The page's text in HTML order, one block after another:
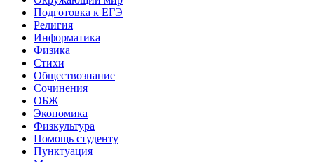
Подготовка к ЕГЭ
Религия
Информатика
Физика
Стихи
Обществознание
Сочинения
ОБЖ
Экономика
Физкультура
Помощь студенту
Пунктуация